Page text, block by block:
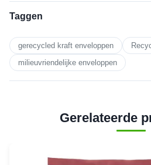
Taggen
gerecycled kraft enveloppen
milieuvriendelijke enveloppen
Gerelateerde